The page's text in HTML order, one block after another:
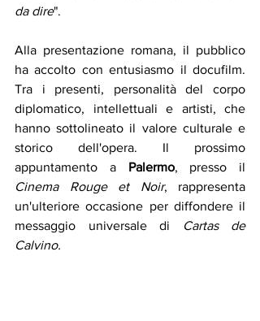
da dire".
Alla presentazione romana, il pubblico
ha accolto con entusiasmo il docufilm.
Tra i presenti, personalità del corpo
diplomatico, intellettuali e artisti, che
hanno sottolineato il valore culturale e
storico dell'opera. Il prossimo
appuntamento a Palermo
Cinema Rouge et Noir, rappresenta
un'ulteriore occasione per diffondere il
messaggio universale di
Cartas de
Calvino.